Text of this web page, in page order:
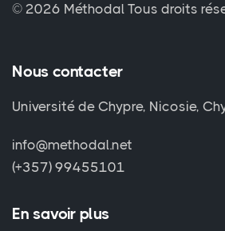
© 2026 Méthodal Tous droits
Nous contacter
Université de Chypre, Nicosie,
info@methodal.net
(+357) 99455101
En savoir plus